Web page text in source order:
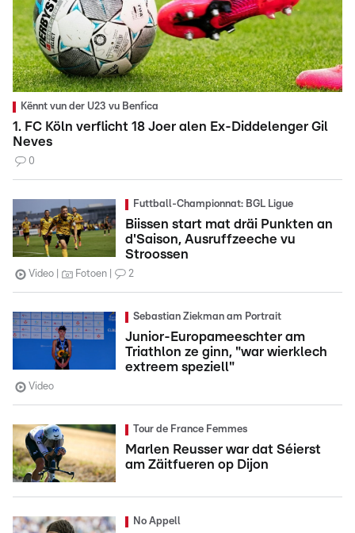
Kënnt vun der U23 vu Benfica
1. FC Köln verflicht 18 Joer alen Ex-Diddelenger Gil
Neves
0
Futtball-Championnat: BGL Ligue
Biissen start mat dräi Punkten an
d'Saison, Ausruffzeeche vu
Stroossen
Video Fotoen 2
Sebastian Ziekman am Portrait
Junior-Europameeschter am
Triathlon ze ginn, "war wierklech
extreem speziell"
Video
Tour de France Femmes
Marlen Reusser war dat Séierst
am Zäitfueren op Dijon
No Appell